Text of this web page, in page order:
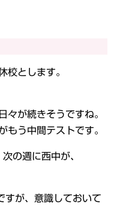
校とします。
々が続きそうですね。
もう中間テストです。
の週に西中が、
すが、意識しておいて